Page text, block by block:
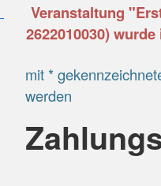
Veranstaltung
2622010030)
mit *
werden